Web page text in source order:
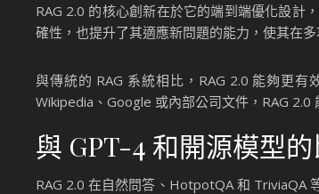
RAG 2.0 的核心創新在於它的端到端優化設計
確性，也提升了其適應新問題的能力，使其在
與傳統的 RAG 系統相比，RAG 2.0 能夠更
Wikipedia、Google 或內部公司文件，RAG
與 GPT-4 和開源模型
RAG 2.0 在自然問答、HotpotQA 和 TriviaQA